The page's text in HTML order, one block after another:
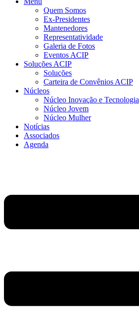
Quem Somos
Ex-Presidentes
Mantenedores
Representatividade
Galeria de Fotos
Eventos ACIP
Soluções ACIP
Soluções
Carteira de Convênios ACIP
Núcleos
Núcleo Inovação e Tecnologia
Núcleo Jovem
Núcleo Mulher
Notícias
Associados
Agenda